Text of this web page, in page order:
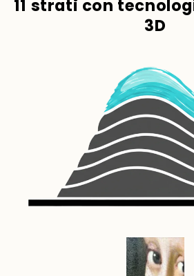
11 strati con
3D